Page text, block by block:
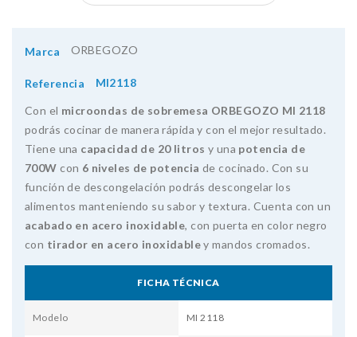
Marca ORBEGOZO
Referencia MI2118
Con el microondas de sobremesa ORBEGOZO MI 2118
podrás cocinar de manera rápida y con el mejor resultado.
Tiene una capacidad de 20 litros y una potencia de
700W con 6 niveles de potencia de cocinado. Con su
función de descongelación podrás descongelar los
alimentos manteniendo su sabor y textura. Cuenta con un
acabado en acero inoxidable, con puerta en color negro
con tirador en acero inoxidabley mandos cromados.
FICHA TÉCNICA
Modelo MI 2118